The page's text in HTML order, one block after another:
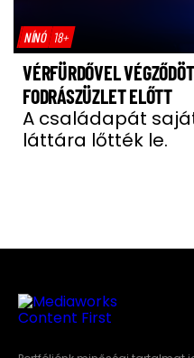
NÍNÓ 18+
VÉRFÜRDŐVEL
FODRÁSZÜZLET ELŐTT
A családapát
láttára lőtték le.